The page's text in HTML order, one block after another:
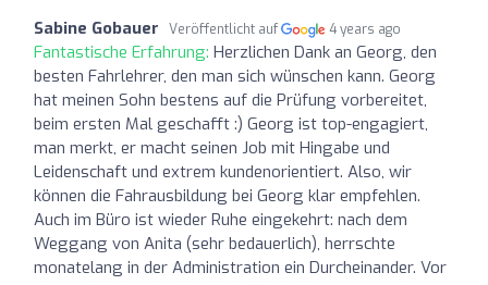
Sabine Gobauer Veröffentlicht auf 4 years ago
Fantastische Erfahrung: Herzlichen Dank an Georg, den
besten Fahrlehrer, den man sich wünschen kann. Georg
hat meinen Sohn bestens auf die Prüfung vorbereitet,
beim ersten Mal geschafft :) Georg ist top-engagiert,
man merkt, er macht seinen Job mit Hingabe und
Leidenschaft und extrem kundenorientiert. Also, wir
können die Fahrausbildung bei Georg klar empfehlen.
Auch im Büro ist wieder Ruhe eingekehrt: nach dem
Weggang von Anita (sehr bedauerlich), herrschte
monatelang in der Administration ein Durcheinander. Vor